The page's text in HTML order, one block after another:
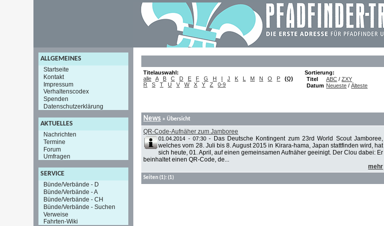
ALLGEMEINES
Startseite
Kontakt
Impressum
Verhaltenscodex
Spenden
Datenschutzerklärung
AKTUELLES
Nachrichten
Termine
Forum
Umfragen
SERVICE
Bünde/Verbände - D
Bünde/Verbände - A
Bünde/Verbände - CH
Bünde/Verbände - Suchen
Verweise
Fahrten-Wiki
Titelauswahl:
alle
A B C D E F G H I J K L M N O P (Q)
R
S T U V W X Y Z 0-9
Sortierung:
Titel
ABC /ZXY
Datum Neueste /Älteste
News » Übersicht
QR-Code-Aufnäher zum Jamboree
01.04.2014 - 07:30- Das Deutsche Kontingent zum 23rd World Scout Jamboree,
welches vom 28. Juli bis 8. August 2015 in Kirara-hama, Japan stattfinden wird, hat
sich heute, 01. April, auf einen gemeinsamen Aufnäher geeinigt. Der Clou dabei: Er
beinhaltet einen QR-Code, de...
mehr
Seiten(1):(1)